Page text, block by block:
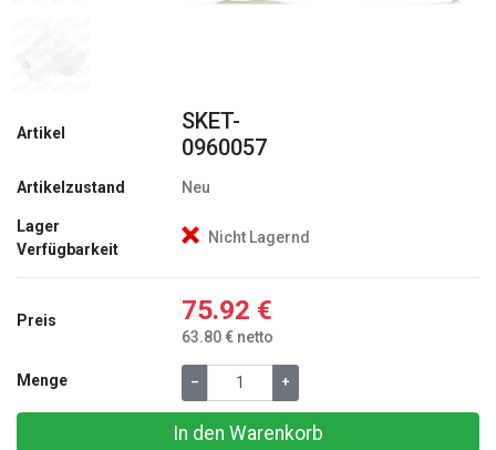
Artikel
SKET-
0960057
Artikelzustand Neu
Lager
Verfügbarkeit
Nicht Lagernd
Preis 75.92 €
63.80 € netto
Menge – +
In den Warenkorb